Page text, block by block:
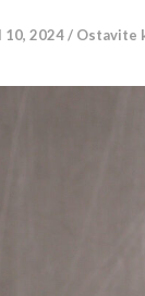
10, 2024/ Ostavite